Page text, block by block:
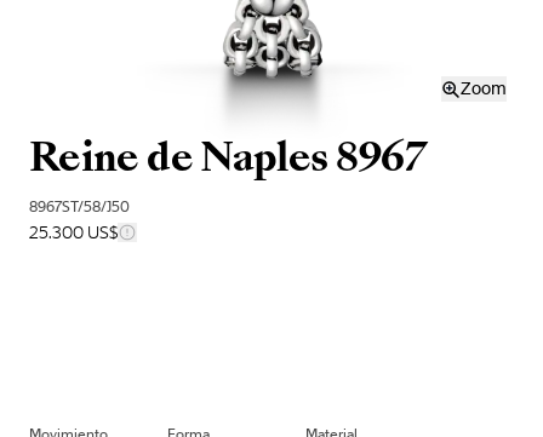
Zoom
Reine de Naples 8967
8967ST/58/J50
25.300 US$